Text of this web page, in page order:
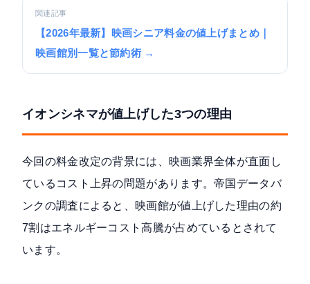
関連記事
【2026年最新】映画シニア料金の値上げまとめ｜
映画館別一覧と節約術 →
イオンシネマが値上げした3つの理由
今回の料金改定の背景には、映画業界全体が直面し
ているコスト上昇の問題があります。帝国データバ
ンクの調査によると、映画館が値上げした理由の約
7割はエネルギーコスト高騰が占めているとされて
います。